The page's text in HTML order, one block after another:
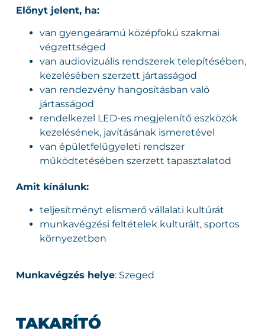
Előnyt jelent, ha:
van gyengeáramú középfokú szakmai
végzettséged
van audiovizuális rendszerek telepítésében,
kezelésében szerzett jártasságod
van rendezvény hangosításban való
jártasságod
rendelkezel LED-es megjelenítő eszközök
kezelésének, javításának ismeretével
van épületfelügyeleti rendszer
működtetésében szerzett tapasztalatod
Amit kínálunk:
teljesítményt elismerő vállalati kultúrát
munkavégzési feltételek kulturált, sportos
környezetben
Munkavégzés helye: Szeged
TAKARÍTÓ